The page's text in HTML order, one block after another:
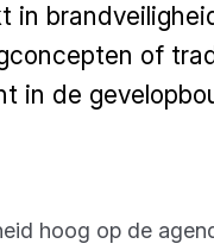
of
in de
hoog op de